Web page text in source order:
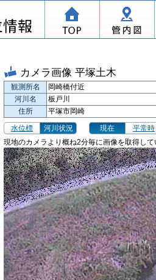
カメラ画像 平塚土木
観測所名
岡崎橋付近
河川名
板戸川
住所
平塚市岡崎
水位標
河川状況 現在
平常時
現地のカメラより概ね2分毎に画像を取得し